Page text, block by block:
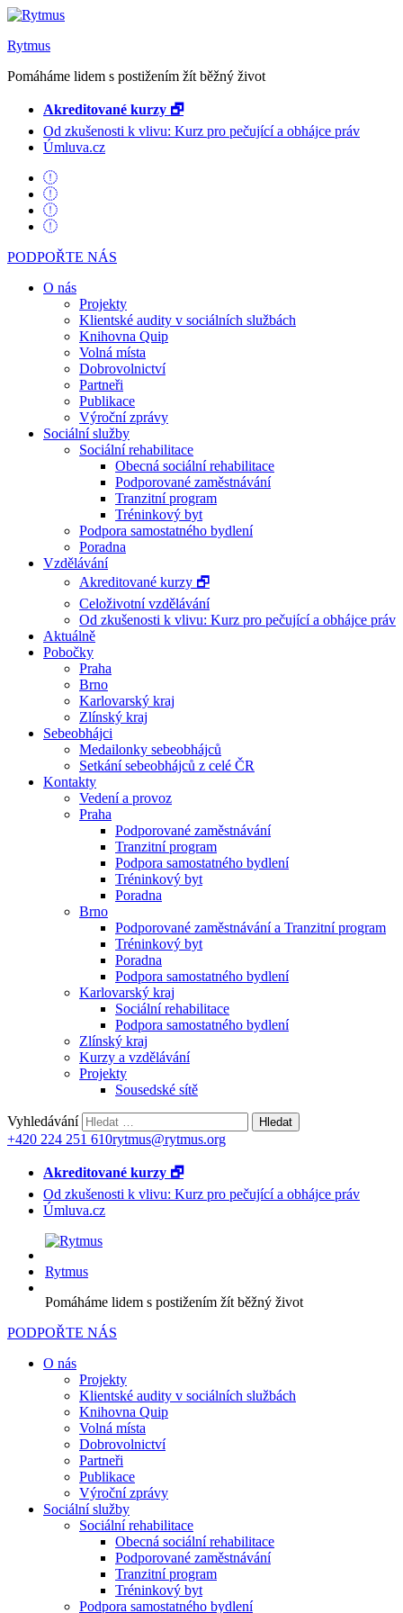
Rytmus
Pomáháme lidem s postižením žít běžný život
Akreditované kurzy 🗗
Od zkušenosti k vlivu: Kurz pro pečující a obhájce práv
Úmluva.cz
PODPOŘTE NÁS
O nás
Projekty
Klientské audity v sociálních službách
Knihovna Quip
Volná místa
Dobrovolnictví
Partneři
Publikace
Výroční zprávy
Sociální služby
Sociální rehabilitace
Obecná sociální rehabilitace
Podporované zaměstnávání
Tranzitní program
Tréninkový byt
Podpora samostatného bydlení
Poradna
Vzdělávání
Akreditované kurzy 🗗
Celoživotní vzdělávání
Od zkušenosti k vlivu: Kurz pro pečující a obhájce práv
Aktuálně
Pobočky
Praha
Brno
Karlovarský kraj
Zlínský kraj
Sebeobhájci
Medailonky sebeobhájců
Setkání sebeobhájců z celé ČR
Kontakty
Vedení a provoz
Praha
Podporované zaměstnávání
Tranzitní program
Podpora samostatného bydlení
Tréninkový byt
Poradna
Brno
Podporované zaměstnávání a Tranzitní program
Tréninkový byt
Poradna
Podpora samostatného bydlení
Karlovarský kraj
Sociální rehabilitace
Podpora samostatného bydlení
Zlínský kraj
Kurzy a vzdělávání
Projekty
Sousedské sítě
Vyhledávání
+420 224 251 610rytmus@rytmus.org
Akreditované kurzy 🗗
Od zkušenosti k vlivu: Kurz pro pečující a obhájce práv
Úmluva.cz
Rytmus
Pomáháme lidem s postižením žít běžný život
PODPOŘTE NÁS
O nás
Projekty
Klientské audity v sociálních službách
Knihovna Quip
Volná místa
Dobrovolnictví
Partneři
Publikace
Výroční zprávy
Sociální služby
Sociální rehabilitace
Obecná sociální rehabilitace
Podporované zaměstnávání
Tranzitní program
Tréninkový byt
Podpora samostatného bydlení